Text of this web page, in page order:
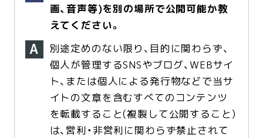
画、音声等)を別の場所で公開可能か教
えてください。
別途定めのない限り、目的に関わらず、
個人が管理するSNSやブログ、WEBサイ
ト、または個人による発行物などで当サ
イトの文章を含むすべてのコンテンツ
を転載すること(複製して公開すること)
は、営利・非営利に関わらず禁止されて